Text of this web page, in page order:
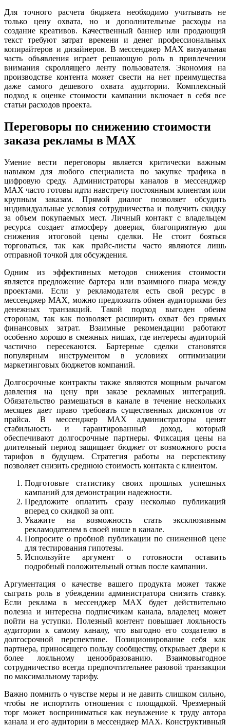
Для точного расчета бюджета необходимо учитывать не
только цену охвата, но и дополнительные расходы на
создание креативов. Качественный баннер или продающий
текст требуют затрат времени и денег профессиональных
копирайтеров и дизайнеров. В мессенджер MAX визуальная
часть объявления играет решающую роль в привлечении
внимания скроллящего ленту пользователя. Экономия на
производстве контента может свести на нет преимущества
даже самого дешевого охвата аудитории. Комплексный
подход к оценке стоимости кампании включает в себя все
статьи расходов проекта.
Переговоры по снижению стоимости
заказа рекламы в MAX
Умение вести переговоры является критически важным
навыком для любого специалиста по закупке трафика в
цифровую среду. Администраторы каналов в мессенджер
MAX часто готовы идти навстречу постоянным клиентам или
крупным заказам. Прямой диалог позволяет обсудить
индивидуальные условия сотрудничества и получить скидку
за объем покупаемых мест. Личный контакт с владельцем
ресурса создает атмосферу доверия, благоприятную для
снижения итоговой цены сделки. Не стоит бояться
торговаться, так как прайс-листы часто являются лишь
отправной точкой для обсуждения.
Одним из эффективных методов снижения стоимости
является предложение бартера или взаимного пиара между
проектами. Если у рекламодателя есть свой ресурс в
мессенджер MAX, можно предложить обмен аудиториями без
денежных транзакций. Такой подход выгоден обеим
сторонам, так как позволяет расширить охват без прямых
финансовых затрат. Взаимные рекомендации работают
особенно хорошо в смежных нишах, где интересы аудиторий
частично пересекаются. Бартерные сделки становятся
популярным инструментом в условиях оптимизации
маркетинговых бюджетов компаний.
Долгосрочные контракты также являются мощным рычагом
давления на цену при заказе рекламных интеграций.
Обязательство размещаться в канале в течение нескольких
месяцев дает право требовать существенных дисконтов от
прайса. В мессенджер MAX администраторы ценят
стабильность и гарантированный доход, который
обеспечивают долгосрочные партнеры. Фиксация цены на
длительный период защищает бюджет от возможного роста
тарифов в будущем. Стратегия работы на перспективу
позволяет снизить среднюю стоимость контакта с клиентом.
Подготовьте статистику своих прошлых успешных
кампаний для демонстрации надежности.
Предложите оплатить сразу несколько публикаций
вперед со скидкой за опт.
Укажите на возможность стать эксклюзивным
рекламодателем в своей нише в канале.
Попросите о пробной публикации по сниженной цене
для тестирования гипотезы.
Используйте аргумент о готовности оставить
подробный положительный отзыв после кампании.
Аргументация о качестве вашего продукта может также
сыграть роль в убеждении администратора снизить ставку.
Если реклама в мессенджер MAX будет действительно
полезна и интересна подписчикам канала, владелец может
пойти на уступки. Полезный контент повышает лояльность
аудитории к самому каналу, что выгодно его создателю в
долгосрочной перспективе. Позиционирование себя как
партнера, приносящего пользу сообществу, открывает двери к
более лояльному ценообразованию. Взаимовыгодное
сотрудничество всегда предпочтительнее разовой транзакции
по максимальному тарифу.
Важно помнить о чувстве меры и не давить слишком сильно,
чтобы не испортить отношения с площадкой. Чрезмерный
торг может восприниматься как неуважение к труду автора
канала и его аудитории в мессенджер MAX. Конструктивный